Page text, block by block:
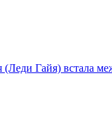
Гайя) встала